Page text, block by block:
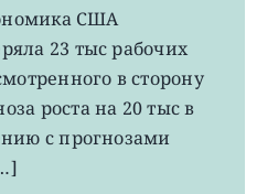
VOO:
рабочих
мест
США
неожиданно
США
23 тыс рабочих
в сторону
роста на 20 тыс в
с прогнозами